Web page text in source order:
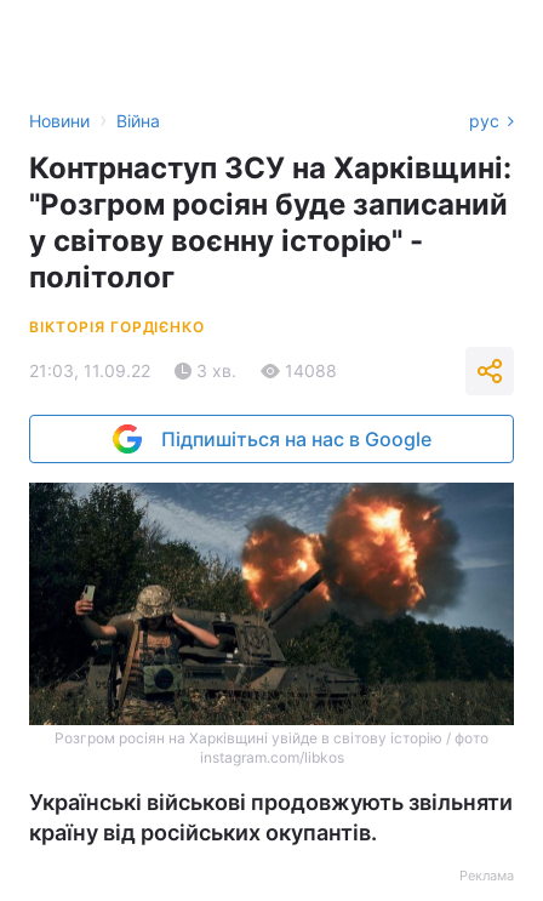
Новини › Війна рус
Контрнаступ ЗСУ на Харківщині:
"Розгром росіян буде записаний
у світову воєнну історію" -
політолог
ВІКТОРІЯ ГОРДІЄНКО
21:03, 11.09.22 3 хв. 14088
Підпишіться на нас в Google
Розгром росіян на Харківщині увійде в світову історію / фото
instagram.com/libkos
Українські військові продовжують звільняти
країну від російських окупантів.
Реклама